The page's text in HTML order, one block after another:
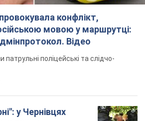
конфлікт,
мовою у маршрутці:
Відео
патрульні поліцейські та слідчо-
у Чернівцях